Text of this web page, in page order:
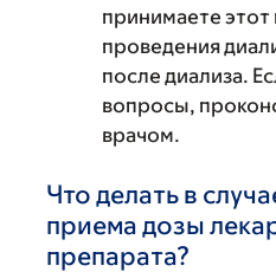
принимаете этот
проведения
после диализа.
вопросы,
врачом.
Что делать в
приема дозы
препарата?